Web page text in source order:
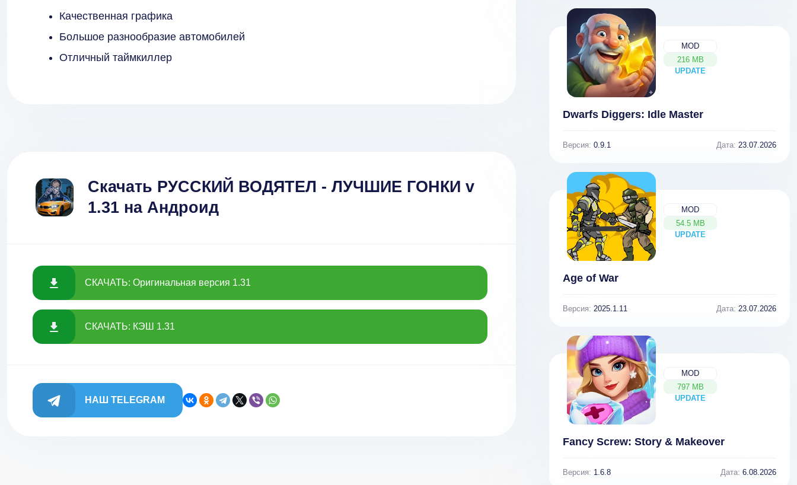
Качественная графика
Большое разнообразие автомобилей
Отличный таймкиллер
Скачать РУССКИЙ ВОДЯТЕЛ - ЛУЧШИЕ ГОНКИ v
1.31 на Андроид
СКАЧАТЬ: Оригинальная версия 1.31
СКАЧАТЬ: КЭШ 1.31
НАШ TELEGRAM
MOD
216 MB
UPDATE
NEW
Dwarfs Diggers: Idle Master
Версия: 0.9.1 Дата: 23.07.2026
MOD
54.5 MB
UPDATE
NEW
Age of War
Версия: 2025.1.11 Дата: 23.07.2026
MOD
797 MB
UPDATE
NEW
Fancy Screw: Story & Makeover
Версия: 1.6.8 Дата: 6.08.2026